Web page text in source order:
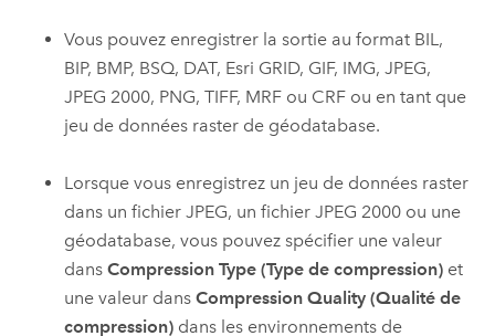
Vous pouvez enregistrer la sortie au format BIL,
BIP, BMP, BSQ, DAT, Esri GRID, GIF, IMG, JPEG,
JPEG 2000, PNG, TIFF, MRF ou CRF ou en tant que
jeu de données raster de géodatabase.
Lorsque vous enregistrez un jeu de données raster
dans un fichier JPEG, un fichier JPEG 2000 ou une
géodatabase, vous pouvez spécifier une valeur
dansCompression Type (Type de compression) et
une valeur dansCompression Quality (Qualité de
compression) dans les environnements de